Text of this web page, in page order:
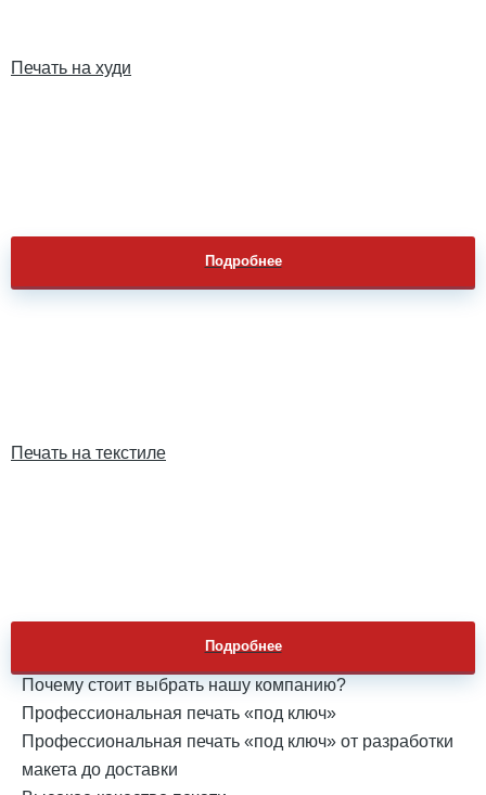
Печать на худи
Подробнее
Печать на текстиле
Подробнее
Почему стоит выбрать нашу компанию?
Профессиональная печать «под ключ»
Профессиональная печать «под ключ» от разработки
макета до доставки